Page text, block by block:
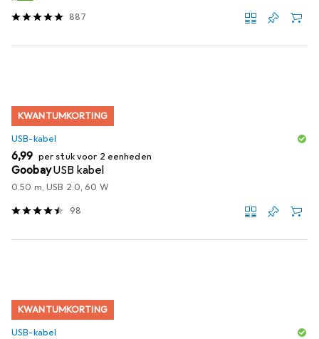
887
KWANTUMKORTING
USB-kabel
EUR
6,99 per stuk voor 2 eenheden
GoobayUSB kabel
0.50 m, USB 2.0, 60 W
98
KWANTUMKORTING
USB-kabel